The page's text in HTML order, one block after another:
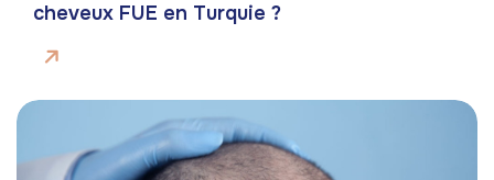
cheveux FUE en Turquie ?